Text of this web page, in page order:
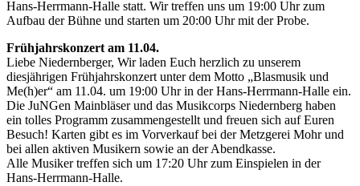
Hans-Herrmann-Halle statt. Wir treffen uns um 19:00 Uhr zum
Aufbau der Bühne und starten um 20:00 Uhr mit der Probe.
Frühjahrskonzert am 11.04.
Liebe Niedernberger, Wir laden Euch herzlich zu unserem
diesjährigen Frühjahrskonzert unter dem Motto „Blasmusik und
Me(h)er“ am 11.04. um 19:00 Uhr in der Hans-Herrmann-Halle ein.
Die JuNGen Mainbläser und das Musikcorps Niedernberg haben
ein tolles Programm zusammengestellt und freuen sich auf Euren
Besuch! Karten gibt es im Vorverkauf bei der Metzgerei Mohr und
bei allen aktiven Musikern sowie an der Abendkasse.
Alle Musiker treffen sich um 17:20 Uhr zum Einspielen in der
Hans-Herrmann-Halle.